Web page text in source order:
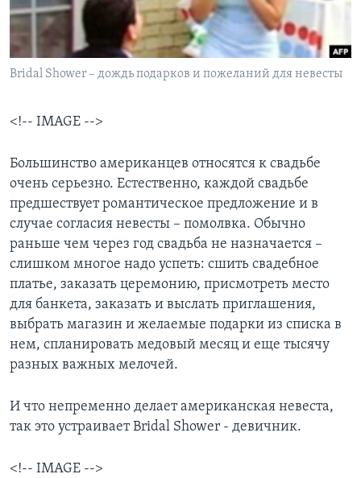
Learning English
СОЦИАЛЬНЫЕ СЕТИ
Bridal Shower – дождь подарков и пожеланий для невесты
<!-- IMAGE -->
Большинство американцев относятся к свадьбе
oчень серьезно. Естественно, каждой свадьбе
предшествует романтическое предложение и в
случае согласия невесты – помолвка. Обычно
раньше чем через год свадьба не назначается –
слишком многое надо успеть: сшить свадебное
платье, заказать церемонию, присмотреть место
для банкета, заказать и выслать приглашения,
выбрать магазин и желаемые подарки из списка в
нем, спланировать медовый месяц и еще тысячу
разных важных мелочей.
И что непременно делает американская невеста,
так это устраивает Bridal Shower - девичник.
<!-- IMAGE -->